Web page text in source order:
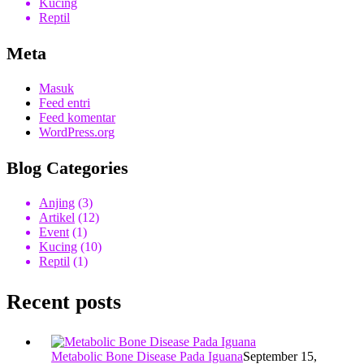
Kucing
Reptil
Meta
Masuk
Feed entri
Feed komentar
WordPress.org
Blog Categories
Anjing (3)
Artikel (12)
Event (1)
Kucing (10)
Reptil (1)
Recent posts
Metabolic Bone Disease Pada IguanaSeptember 15,